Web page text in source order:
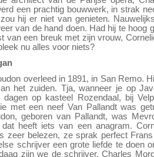
een prachtig bouwwerk, in strak
hij er niet van genieten.
van de hand doen. Had hij te hoog
van een breuk met zijn vrouw,
nu alles voor niets?
overleed in 1891, in San Remo.
het zuiden. Tja, wanneer je op
dagen op kasteel Rozendaal, bij
met een neef Van Pallandt was
geboren van Pallandt, was
dat heeft iets van een anagram.
zeer belezen, ze sprak perfect
schrijver een grote liefde te doen
zijn we de schrijver, Charles